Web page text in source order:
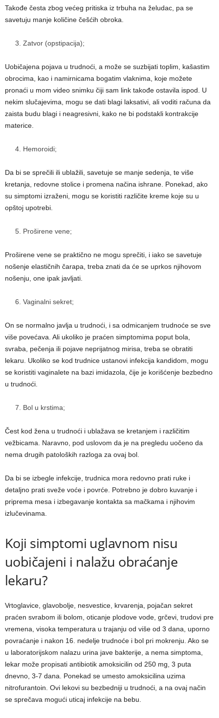
Takođe česta zbog većeg pritiska iz trbuha na želudac, pa se
savetuju manje količine češćih obroka.
Zatvor (opstipacija);
Uobičajena pojava u trudnoći, a može se suzbijati toplim, kašastim
obrocima, kao i namirnicama bogatim vlaknima, koje možete
pronaći u mom video snimku čiji sam link takođe ostavila ispod. U
nekim slučajevima, mogu se dati blagi laksativi, ali voditi računa da
zaista budu blagi i neagresivni, kako ne bi podstakli kontrakcije
materice.
Hemoroidi;
Da bi se sprečili ili ublažili, savetuje se manje sedenja, te više
kretanja, redovne stolice i promena načina ishrane. Ponekad, ako
su simptomi izraženi, mogu se koristiti različite kreme koje su u
opštoj upotrebi.
Proširene vene;
Proširene vene se praktično ne mogu sprečiti, i iako se savetuje
nošenje elastičnih čarapa, treba znati da će se uprkos njihovom
nošenju, one ipak javljati.
Vaginalni sekret;
On se normalno javlja u trudnoći, i sa odmicanjem trudnoće se sve
više povećava. Ali ukoliko je praćen simptomima poput bola,
svraba, pečenja ili pojave neprijatnog mirisa, treba se obratiti
lekaru. Ukoliko se kod trudnice ustanovi infekcija kandidom, mogu
se koristiti vaginalete na bazi imidazola, čije je korišćenje bezbedno
u trudnoći.
Bol u krstima;
Čest kod žena u trudnoći i ublažava se kretanjem i različitim
vežbicama. Naravno, pod uslovom da je na pregledu uočeno da
nema drugih patoloških razloga za ovaj bol.
Da bi se izbegle infekcije, trudnica mora redovno prati ruke i
detaljno prati sveže voće i povrće. Potrebno je dobro kuvanje i
priprema mesa i izbegavanje kontakta sa mačkama i njihovim
izlučevinama.
Koji simptomi uglavnom nisu
uobičajeni i nalažu obraćanje
lekaru?
Vrtoglavice, glavobolje, nesvestice, krvarenja, pojačan sekret
praćen svrabom ili bolom, oticanje plodove vode, grčevi, trudovi pre
vremena, visoka temperatura u trajanju od više od 3 dana, uporno
povraćanje i nakon 16. nedelje trudnoće i bol pri mokrenju. Ako se
u laboratorijskom nalazu urina jave bakterije, a nema simptoma,
lekar može propisati antibiotik amoksicilin od 250 mg, 3 puta
dnevno, 3-7 dana. Ponekad se umesto amoksicilina uzima
nitrofurantoin. Ovi lekovi su bezbedniji u trudnoći, a na ovaj način
se sprečava mogući uticaj infekcije na bebu.